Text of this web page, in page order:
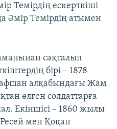
Темірдің ескерткіші
Әмір Темірдің атымен
сақталып
бірі – 1878
алқабындағы Жам
өлген солдаттарға
Екіншісі – 1860 жылы
мен Қоқан